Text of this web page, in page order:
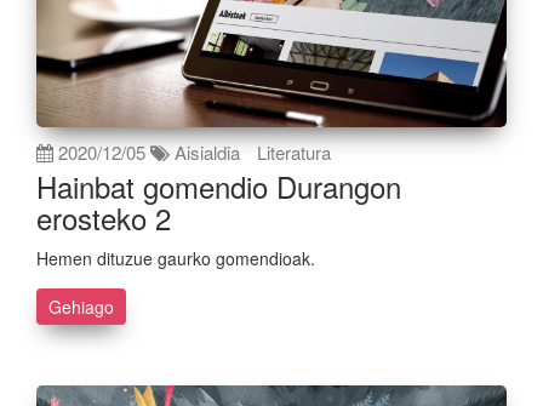
2020/12/05 Aisialdia Literatura
Hainbat gomendio Durangon
erosteko 2
Hemen dituzue gaurko gomendioak.
Gehiago